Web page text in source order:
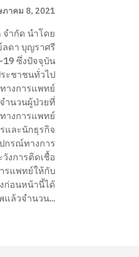
าคม 8, 2021
ำกัด นำโดย
ลดา บุญราศรี
19 ซึ่งปัจจุบัน
ะชาชนทั่วไป
างการแพทย์
ำนวนผู้ป่วยที่
างการแพทย์
กรณ์ทางการ
งการติดเชื้อ
รแพทย์ให้กับ
ก่อนหน้านี้ได้
แล้วจำนวน...